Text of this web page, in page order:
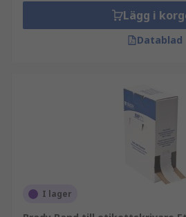
Lägg i
Datablad
I lager